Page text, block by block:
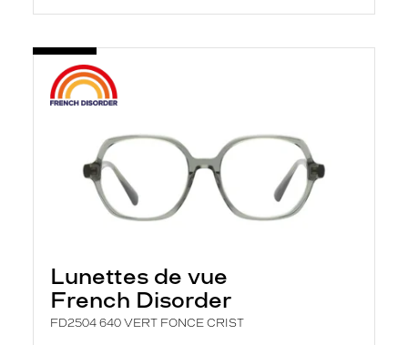
Lunettes de vue
French Disorder
FD2504 640 VERT FONCE CRIST